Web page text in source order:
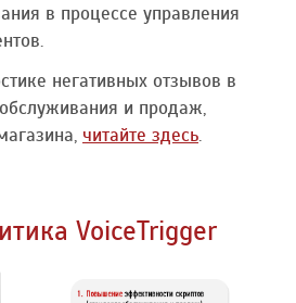
в процессе управления
негативных отзывов в
и продаж,
читайте здесь.
VoiceTrigger